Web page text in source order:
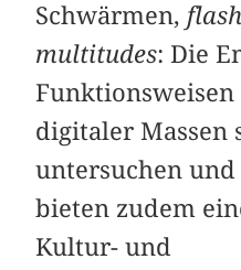
Schwärmen,
multitudes: Die
digitaler Massen
untersuchen
bieten zudem
Kultur- und